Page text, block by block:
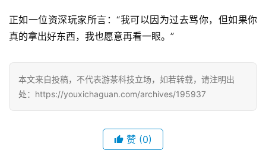
正如一位资深玩家所言：“我可以因为过去骂你，但如果你
真的拿出好东西，我也愿意再看一眼。”
本文来自投稿，不代表游茶科技立场，如若转载，请注明出
处：https://youxichaguan.com/archives/195937
赞 (0)